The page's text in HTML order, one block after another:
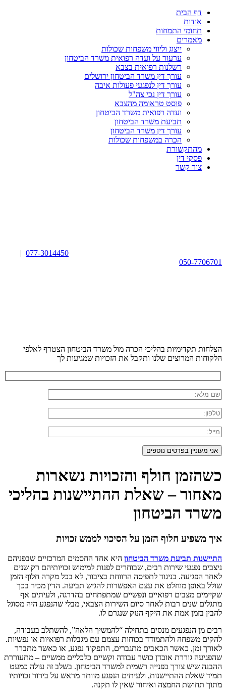
דף הבית
אודות
תחומי התמחות
מאמרים
ייצוג וליווי משפחות שכולות
ערעור על ועדה רפואית משרד הביטחון
רשלנות רפואית בצבא
עורך דין משרד הביטחון ירושלים
עורך דין לנפגעי פעולות איבה
עורך דין נכי צה"ל
פוסט טראומה מהצבא
ועדה רפואית משרד הביטחון
תביעת משרד הביטחון
עורך דין משרד הביטחון
הכרה במשפחות שכולות
מהתקשורת
פסקי דין
צור קשר
077-3014450
|
050-7706701
הצלחות תקדימיות בהליכי הכרה מול משרד הביטחון הצטרף לאלפי
הלקוחות המרוצים שלנו ותקבל את הזכויות שמגיעות לך
כשהזמן חולף והזכויות נשארות
מאחור – שאלת ההתיישנות בהליכי
משרד הביטחון
איך משפיע חלוף הזמן על הסיכוי לממש זכויות
התיישנות תביעת משרד הביטחון היא אחד החסמים המרכזיים שבפניהם
ניצבים נפגעי שירות רבים, שבוחרים לפנות למימוש זכויותיהם רק שנים
לאחר הפגיעה. בניגוד לתפיסה הרווחת בציבור, לא בכל מקרה חלוף הזמן
שולל באופן מוחלט את עצם האפשרות להגיש תביעה. הדין מכיר בכך
שקיימים מצבים רפואיים ונפשיים שמתפתחים בהדרגה, ולעיתים אף
מתגלים שנים רבות לאחר סיום השירות הצבאי, מבלי שהנפגע היה מסוגל
להבין בזמן אמת את היקף הנזק שנגרם לו.
רבים מן הנפגעים מנסים בתחילה “להמשיך הלאה”, להשתלב בעבודה,
להקים משפחה ולהתמודד בכוחות עצמם עם מגבלות רפואיות או נפשיות.
לאורך זמן, כאשר הכאבים מתגברים, התפקוד נפגע, או כאשר מתברר
שהפגיעה גוררת אובדן כושר עבודה וקשיים כלכליים ממשיים – מתעוררת
ההבנה שיש צורך בפנייה רשמית למשרד הביטחון. בשלב זה עולה כמעט
תמיד שאלת ההתיישנות, ולעיתים הנפגע מוותר מראש על בירור זכויותיו
מתוך תחושת החמצה ואיחור שאין לו תקנה.